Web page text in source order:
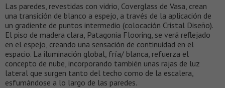
Las paredes, revestidas con vidrio, Coverglass de Vasa, crean
una transición de blanco a espejo, a través de la aplicación de
un gradiente de puntos intermedio (colocación Cristal Diseño).
El piso de madera clara, Patagonia Flooring, se verá reflejado
en el espejo, creando una sensación de continuidad en el
espacio. La iluminación global, fría/ blanca, refuerza el
concepto de nube, incorporando también unas rajas de luz
lateral que surgen tanto del techo como de la escalera,
esfumándose a lo largo de las paredes.